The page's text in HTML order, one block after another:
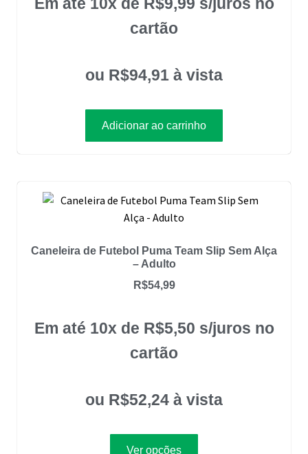
cartão
ou R$94,91 à vista
Adicionar ao carrinho
Caneleira de Futebol Puma Team Slip Sem Alça
– Adulto
R$54,99
Em até 10x de R$5,50 s/juros no
cartão
ou R$52,24 à vista
Ver opções